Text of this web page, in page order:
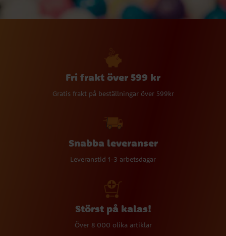
Fri frakt över 599 kr
Gratis frakt på beställningar över 599kr
Snabba leveranser
Leveranstid 1-3 arbetsdagar
Störst på kalas!
Över 8 000 olika artiklar